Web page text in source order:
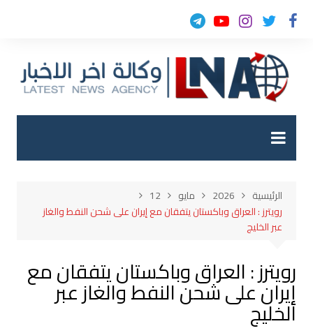
التجاوز
الرئيسية 2026 مايو
12
رويترز : العراق وباكستان يتفقان مع إيران على شحن النفط والغاز
عبر الخليج
رويترز : العراق وباكستان يتفقان مع
إيران على شحن النفط والغاز عبر
الخليج